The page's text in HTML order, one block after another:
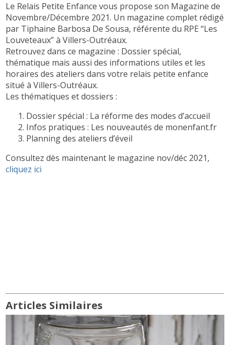
Le Relais Petite Enfance vous propose son Magazine de
Novembre/Décembre 2021. Un magazine complet rédigé
par Tiphaine Barbosa De Sousa, référente du RPE “Les
Louveteaux” à Villers-Outréaux.
Retrouvez dans ce magazine : Dossier spécial,
thématique mais aussi des informations utiles et les
horaires des ateliers dans votre relais petite enfance
situé à Villers-Outréaux.
Les thématiques et dossiers :
Dossier spécial : La réforme des modes d’accueil
Infos pratiques : Les nouveautés de monenfant.fr
Planning des ateliers d’éveil
Consultez dès maintenant le magazine nov/déc 2021,
cliquez ici
Articles Similaires